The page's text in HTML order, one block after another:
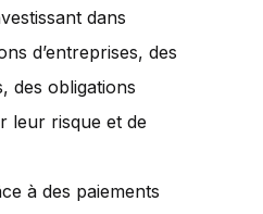
dans
d’entreprises, des
des obligations
leur risque et de
à des paiements